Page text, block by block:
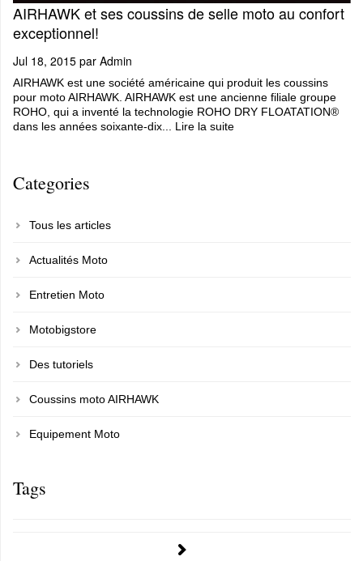
AIRHAWK et ses coussins de selle moto au confort
exceptionnel!
Jul 18, 2015 par Admin
AIRHAWK est une société américaine qui produit les coussins
pour moto AIRHAWK. AIRHAWK est une ancienne filiale groupe
ROHO, qui a inventé la technologie ROHO DRY FLOATATION®
dans les années soixante-dix... Lire la suite
Categories
Tous les articles
Actualités Moto
Entretien Moto
Motobigstore
Des tutoriels
Coussins moto AIRHAWK
Equipement Moto
Tags